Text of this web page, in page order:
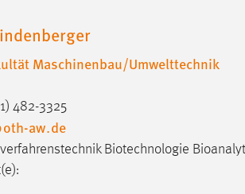
Maschinenbau/Umwelttechnik
482-3325
oth-aw.de
Biotechnologie
um sich an
zu können.